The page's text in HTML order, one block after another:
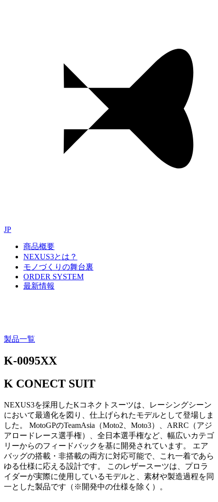
JP
商品概要
NEXUS3とは？
モノづくりの舞台裏
ORDER SYSTEM
最新情報
製品一覧
K-0095XX
K CONECT SUIT
NEXUS3を採用したKコネクトスーツは、レーシングシーン
において最適化を図り、仕上げられたモデルとして登場しま
した。 MotoGPのTeamAsia（Moto2、Moto3）、ARRC（アジ
アロードレース選手権）、全日本選手権など、幅広いカテゴ
リーからのフィードバックを基に開発されています。 エア
バッグの搭載・非搭載の両方に対応可能で、これ一着であら
ゆる仕様に応える設計です。 このレザースーツは、プロラ
イダーが実際に使用しているモデルと、素材や製造過程を同
一とした製品です（※開発中の仕様を除く）。